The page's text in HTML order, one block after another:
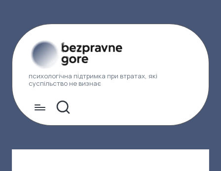
психологічна підтримка при втратах, які
суспільство не визнає